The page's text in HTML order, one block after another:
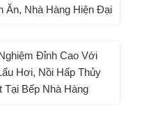
Ăn, Nhà Hàng Hiện Đại
Đỉnh Cao Với
Hơi, Nồi Hấp Thủy
Tại Bếp Nhà Hàng